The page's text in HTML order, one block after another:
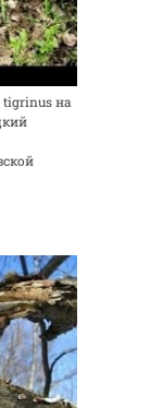
tigrinus на